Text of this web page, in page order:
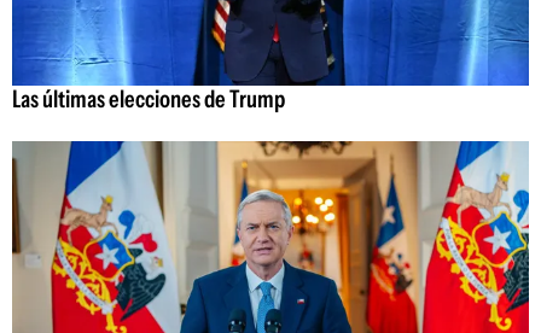
Las últimas elecciones de Trump